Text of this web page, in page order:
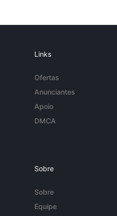
Links
Ofertas
Anunciantes
Apoio
DMCA
Sobre
Sobre
Equipe